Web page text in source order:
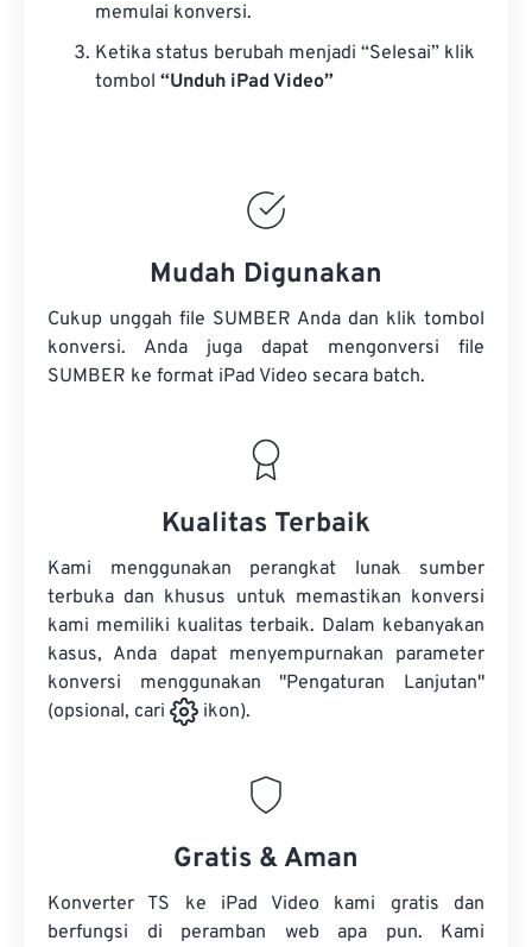
memulai konversi.
Ketika status berubah menjadi “Selesai” klik
tombol “Unduh iPad Video”
Mudah Digunakan
Cukup unggah file SUMBER Anda dan klik tombol
konversi. Anda juga dapat mengonversi file
SUMBER ke format iPad Video secara batch.
Kualitas Terbaik
Kami menggunakan perangkat lunak sumber
terbuka dan khusus untuk memastikan konversi
kami memiliki kualitas terbaik. Dalam kebanyakan
kasus, Anda dapat menyempurnakan parameter
konversi menggunakan "Pengaturan Lanjutan"
(opsional, cari
ikon).
Gratis & Aman
Konverter TS ke iPad Video kami gratis dan
berfungsi di peramban web apa pun. Kami